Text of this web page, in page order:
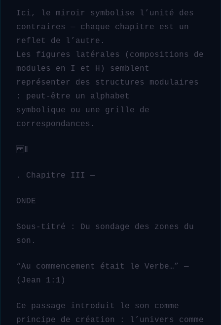
Ici, le miroir symbolise l’unité des
contraires — chaque chapitre est un
reflet de l’autre.
Les figures latérales (compositions de
modules en I et H) semblent
représenter des structures modulaires
: peut-être un alphabet
symbolique ou une grille de
correspondances.
Ⅱ
. Chapitre III —
ONDE
Sous-titré : Du sondage des zones du
son.
“Au commencement était le Verbe…” —
(Jean 1:1)
Ce passage introduit le son comme
principe de création : l’univers comme